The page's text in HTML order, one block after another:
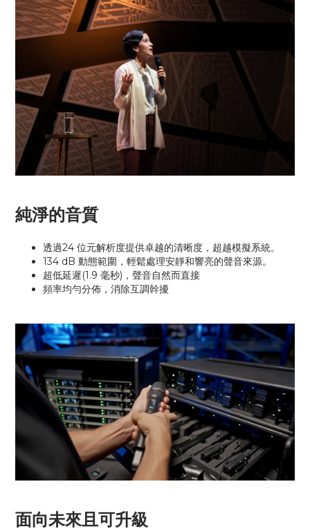
純淨的音質
透過24 位元解析度提供卓越的清晰度，超越模擬系統。
134 dB 動態範圍，輕鬆處理安靜和響亮的聲音來源。
超低延遲(1.9 毫秒)，聲音自然而直接
頻率均勻分佈，消除互調幹擾
面向未來且可升級